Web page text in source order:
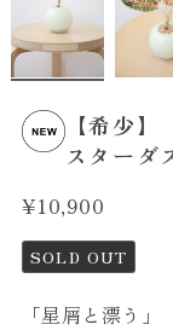
【希少】
スターダ
¥10,900
SOLD OUT
「星屑と漂う」